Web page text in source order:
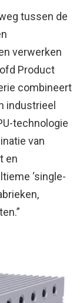
tussen de
verwerken
Product
combineert
industrieel
technologie
van
en
‘single-